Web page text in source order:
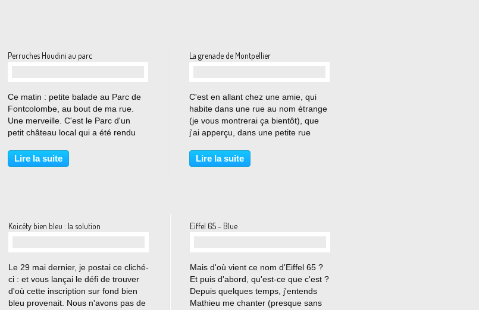
Perruches Houdini au parc
Ce matin : petite balade au Parc de
Fontcolombe, au bout de ma rue.
Une merveille. C'est le Parc d'un
petit château local qui a été rendu
ancienne propriétaire, Mine Charras,
qui en a fait don à la ville en 2005
Lire la suite
La grenade de Montpellier
C'est en allant chez une amie, qui
habite dans une rue au nom étrange
(je vous montrerai ça bientôt), que
j'ai apperçu, dans une petite rue
Cela me fait penser à une nature
morte du XVIIe siècle d'Antonio
Lire la suite
Koicéty bien bleu : la solution
Le 29 mai dernier, je postai ce cliché-
ci : et vous lançai le défi de trouver
d'où cette inscription sur fond bien
bleu provenait. Nous n'avons pas de
Eiffel 65 - Blue
Mais d'où vient ce nom d'Eiffel 65 ?
Et puis d'abord, qu'est-ce que c'est ?
Depuis quelques temps, j'entends
Mathieu me chanter (presque sans